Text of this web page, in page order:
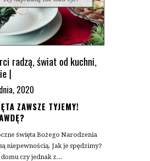
radzą,świat od kuchni,
|
2020
ZAWSZE TYJEMY!
święta Bożego Narodzenia
niepewnością. Jak je spędzimy?
domu czy jednak z...